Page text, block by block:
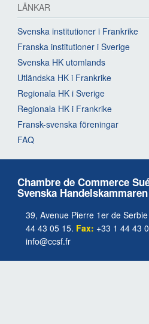
LÄNKAR
Svenska institutioner i Frankrike
Franska institutioner i Sverige
Svenska HK utomlands
Utländska HK i Frankrike
Regionala HK i Sverige
Regionala HK i Frankrike
Fransk-svenska föreningar
FAQ
Chambre de Commerce
Svenska
39, Avenue Pierre 1er de
44 43 05 15. Fax: +33 1 44 43
info@ccsf.fr